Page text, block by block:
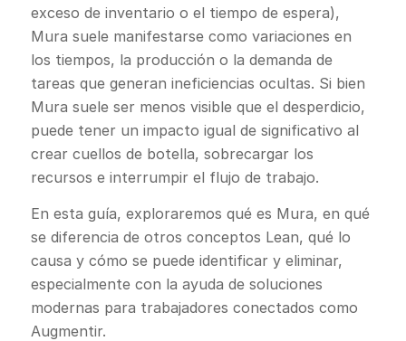
exceso de inventario o el tiempo de espera),
Mura suele manifestarse como variaciones en
los tiempos, la producción o la demanda de
tareas que generan ineficiencias ocultas. Si bien
Mura suele ser menos visible que el desperdicio,
puede tener un impacto igual de significativo al
crear cuellos de botella, sobrecargar los
recursos e interrumpir el flujo de trabajo.
En esta guía, exploraremos qué es Mura, en qué
se diferencia de otros conceptos Lean, qué lo
causa y cómo se puede identificar y eliminar,
especialmente con la ayuda de soluciones
modernas para trabajadores conectados como
Augmentir.